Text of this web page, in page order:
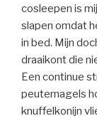
cosleepen is
slapen omdat
in bed. Mijn
draaikont die
Een continue
peuternagels
knuffelkonijn